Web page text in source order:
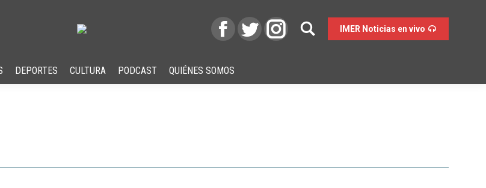
IMER Noticias en vivo
DEPORTES CULTURA PODCAST QUIÉNES SOMOS